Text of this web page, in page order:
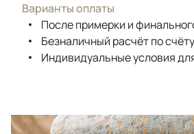
Варианты оплаты
После примерки и
Безналичный расчёт по счёту
Индивидуальные условия